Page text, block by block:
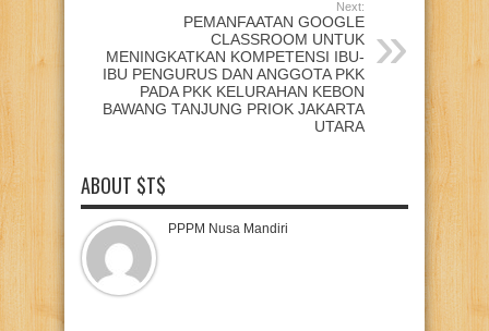
Next:
PEMANFAATAN GOOGLE
CLASSROOM UNTUK
MENINGKATKAN KOMPETENSI IBU-
IBU PENGURUS DAN ANGGOTA PKK
PADA PKK KELURAHAN KEBON
BAWANG TANJUNG PRIOK JAKARTA
UTARA
ABOUT $T$
PPPM Nusa Mandiri